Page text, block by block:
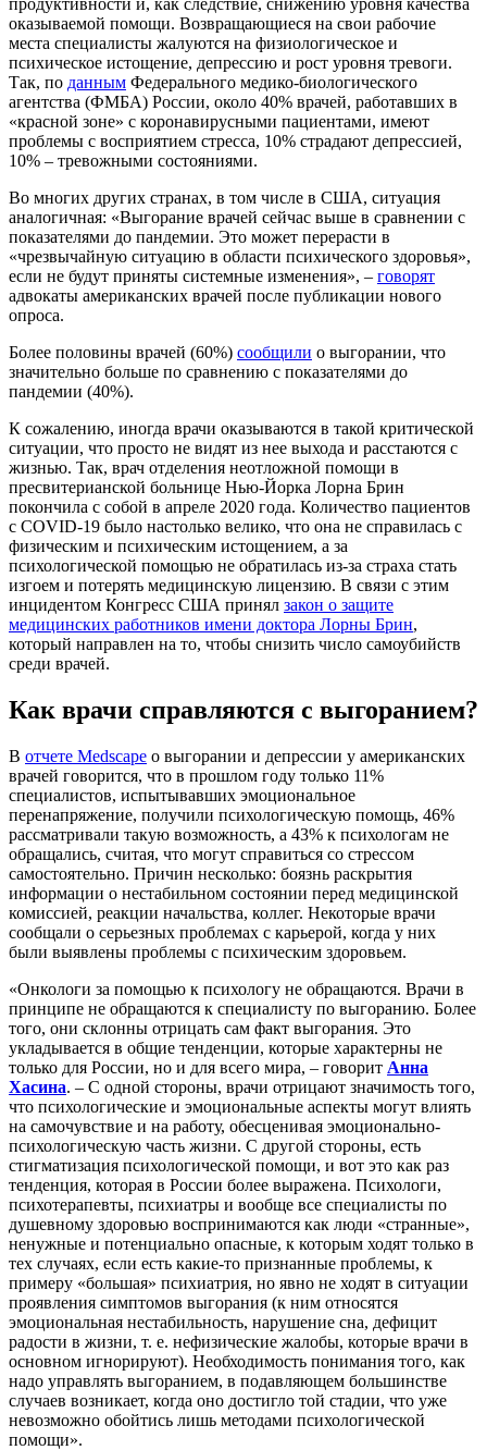
продуктивности и, как следствие, снижению уровня качества
оказываемой помощи. Возвращающиеся на свои рабочие
места специалисты жалуются на физиологическое и
психическое истощение, депрессию и рост уровня тревоги.
Так, по данным Федерального медико-биологического
агентства (ФМБА) России, около 40% врачей, работавших в
«красной зоне» с коронавирусными пациентами, имеют
проблемы с восприятием стресса, 10% страдают депрессией,
10% – тревожными состояниями.
Во многих других странах, в том числе в США, ситуация
аналогичная: «Выгорание врачей сейчас выше в сравнении с
показателями до пандемии. Это может перерасти в
«чрезвычайную ситуацию в области психического здоровья»,
если не будут приняты системные изменения», – говорят
адвокаты американских врачей после публикации нового
опроса.
Более половины врачей (60%) сообщили о выгорании, что
значительно больше по сравнению с показателями до
пандемии (40%).
К сожалению, иногда врачи оказываются в такой критической
ситуации, что просто не видят из нее выхода и расстаются с
жизнью. Так, врач отделения неотложной помощи в
пресвитерианской больнице Нью-Йорка Лорна Брин
покончила с собой в апреле 2020 года. Количество пациентов
с COVID-19 было настолько велико, что она не справилась с
физическим и психическим истощением, а за
психологической помощью не обратилась из-за страха стать
изгоем и потерять медицинскую лицензию. В связи с этим
инцидентом Конгресс США принял закон о защите
медицинских работников имени доктора Лорны Брин,
который направлен на то, чтобы снизить число самоубийств
среди врачей.
Как врачи справляются с выгоранием?
В отчете Medscape о выгорании и депрессии у американских
врачей говорится, что в прошлом году только 11%
специалистов, испытывавших эмоциональное
перенапряжение, получили психологическую помощь, 46%
рассматривали такую возможность, а 43% к психологам не
обращались, считая, что могут справиться со стрессом
самостоятельно. Причин несколько: боязнь раскрытия
информации о нестабильном состоянии перед медицинской
комиссией, реакции начальства, коллег. Некоторые врачи
сообщали о серьезных проблемах с карьерой, когда у них
были выявлены проблемы с психическим здоровьем.
«Онкологи за помощью к психологу не обращаются. Врачи в
принципе не обращаются к специалисту по выгоранию. Более
того, они склонны отрицать сам факт выгорания. Это
укладывается в общие тенденции, которые характерны не
только для России, но и для всего мира, – говорит Анна
Хасина. – С одной стороны, врачи отрицают значимость того,
что психологические и эмоциональные аспекты могут влиять
на самочувствие и на работу, обесценивая эмоционально-
психологическую часть жизни. С другой стороны, есть
стигматизация психологической помощи, и вот это как раз
тенденция, которая в России более выражена. Психологи,
психотерапевты, психиатры и вообще все специалисты по
душевному здоровью воспринимаются как люди «странные»,
ненужные и потенциально опасные, к которым ходят только в
тех случаях, если есть какие-то признанные проблемы, к
примеру «большая» психиатрия, но явно не ходят в ситуации
проявления симптомов выгорания (к ним относятся
эмоциональная нестабильность, нарушение сна, дефицит
радости в жизни, т. е. нефизические жалобы, которые врачи в
основном игнорируют). Необходимость понимания того, как
надо управлять выгоранием, в подавляющем большинстве
случаев возникает, когда оно достигло той стадии, что уже
невозможно обойтись лишь методами психологической
помощи».